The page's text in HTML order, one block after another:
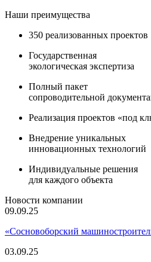
Наши преимущества
350 реализованных проектов
Государственная
экологическая экспертиза
Полный пакет
сопроводительной
Реализация проектов «под
Внедрение уникальных
инновационных технологий
Индивидуальные решения
для каждого объекта
Новости компании
09.09.25
«Сосновоборский
03.09.25